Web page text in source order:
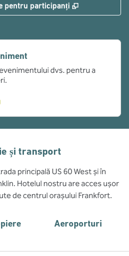
pentru participanți ,
dvs. pentru a
și transport
principală US 60 West și în
Hotelul nostru are acces ușor
de centrul orașului Frankfort.
Aeroporturi